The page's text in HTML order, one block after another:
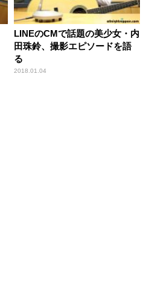
LINEのCMで話題の美少女・内
田珠鈴、撮影エピソードを語
る
2018.01.04